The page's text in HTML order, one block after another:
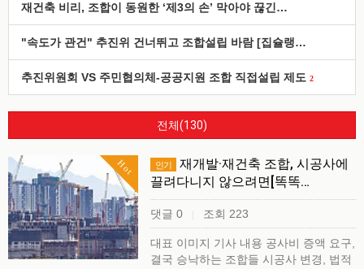
재건축 비리, 조합이 동원한 ‘제3의 손’ 막아야 끊긴…
"속도가 관건" 추진위 건너뛰고 조합설립 바람 [집슐랭…
추진위원회 VS 주민협의체-공공지원 조합 직접설립 제도 2
전체(130)
Hot 인기
재개발·재건축 조합, 시공사에
끌려다니지 않으려면[똑똑…
댓글 0 조회 223
대표 이미지 기사 내용 공사비 증액 요구,
결국 승낙하는 조합들 시공사 변경, 법적